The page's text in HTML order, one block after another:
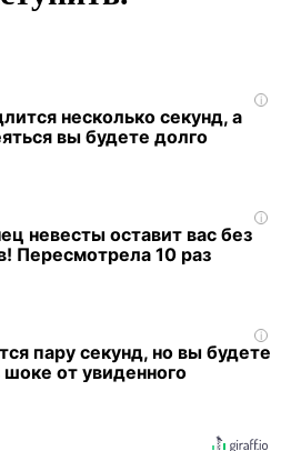
i
несколько секунд, а
вы будете долго
i
невесты оставит вас без
Пересмотрела 10 раз
i
пару секунд, но вы будете
шоке от увиденного